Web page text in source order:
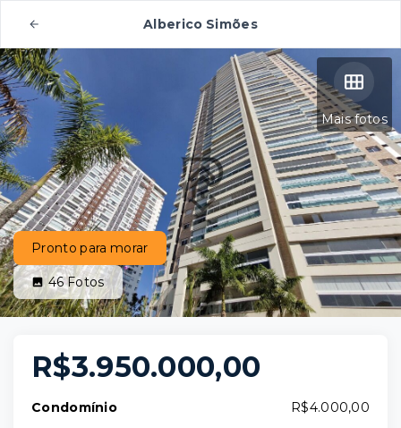
Alberico Simões
Mais fotos
Pronto para morar
46Fotos
R$3.950.000,00
Condomínio
R$4.000,00